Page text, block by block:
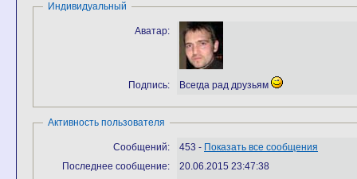
Индивидуальный
Аватар:
Подпись: Всегда рад друзьям
Активность пользователя
Сообщений: 453 - Показать все сообщения
Последнее сообщение:
20.06.2015 23:47:38